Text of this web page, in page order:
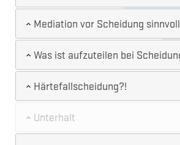
Mediation vor Scheidung
Was ist aufzuteilen bei
Härtefallscheidung?!
Unterhalt